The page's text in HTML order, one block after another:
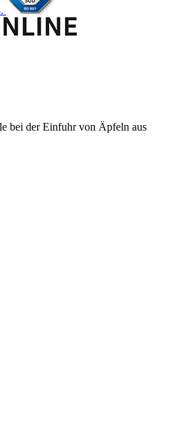
bei der Einfuhr von Äpfeln aus